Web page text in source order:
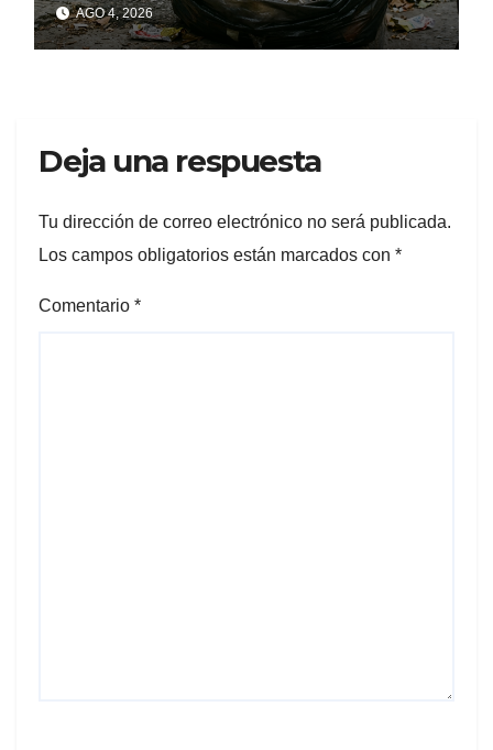
AGO 4, 2026
Deja una respuesta
Tu dirección de correo electrónico no será publicada.
Los campos obligatorios están marcados con *
Comentario *